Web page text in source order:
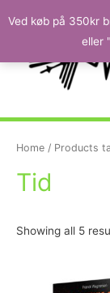
Ved køb på 350kr
eller
Home / Products
Tid
Showing all 5